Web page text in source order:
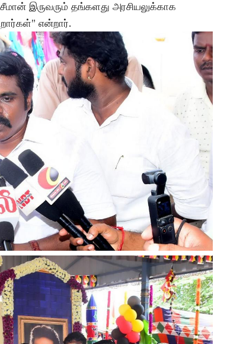
சீமான் இருவரும் தங்களது அரசியலுக்காக
என்றார்.